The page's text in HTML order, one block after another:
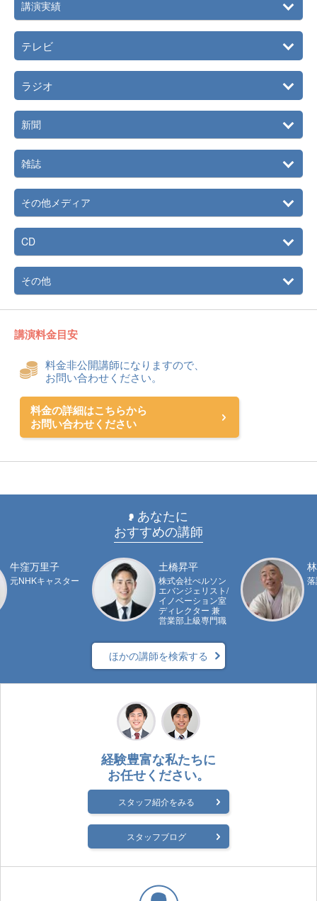
2026年
日本コロムビアからアルバム『Misuzu Songs－金子みすゞ
のうたがきこえる－』でメジャーデビュー
講演実績
テレビ
ラジオ
新聞
雑誌
その他メディア
CD
その他
講演料金目安
料金非公開講師になりますので、
お問い合わせください。
料金の詳細はこちらから
お問い合わせください
あなたに
おすすめの講師
牛窪万里子
元NHKキャスター
土橋昇平
株式会社ぺルソン
エバンジェリスト/
イノベーション室
ディレクター 兼
営業部上級専門職
ほかの講師を検索する
経験豊富な私たちに
お任せください。
スタッフ紹介をみる
スタッフブログ